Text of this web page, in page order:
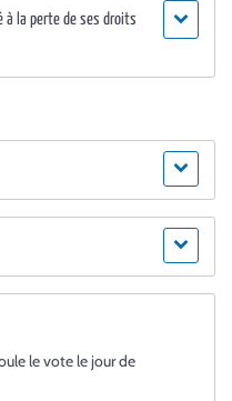
à la perte de ses droits
le vote le jour de